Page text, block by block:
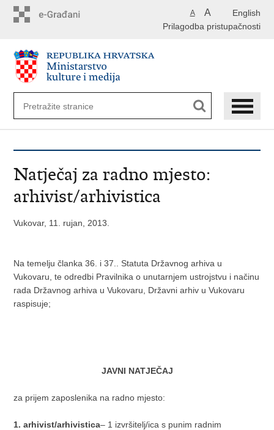
English
A A
Prilagodba pristupačnosti
Natječaj za radno mjesto:
arhivist/arhivistica
Vukovar, 11. rujan, 2013.
Na temelju članka 36. i 37.. Statuta Državnog arhiva u
Vukovaru, te odredbi Pravilnika o unutarnjem ustrojstvu i načinu
rada Državnog arhiva u Vukovaru, Državni arhiv u Vukovaru
raspisuje;
JAVNI NATJEČAJ
za prijem zaposlenika na radno mjesto:
1. arhivist/arhivistica– 1 izvršitelj/ica s punim radnim